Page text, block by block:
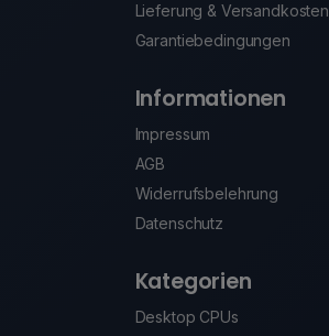
Lieferung & Versandkosten
Garantiebedingungen
Informationen
Impressum
AGB
Widerrufsbelehrung
Datenschutz
Kategorien
Desktop CPUs